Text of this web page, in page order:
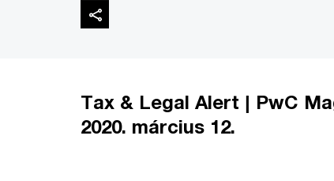
Tax & Legal Alert | PwC
2020. március 12.